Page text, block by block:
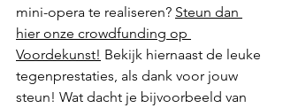
mini-opera te realiseren? Steun dan
hier onze crowdfunding op
Voordekunst! Bekijk hiernaast de leuke
tegenprestaties, als dank voor jouw
steun! Wat dacht je bijvoorbeeld van